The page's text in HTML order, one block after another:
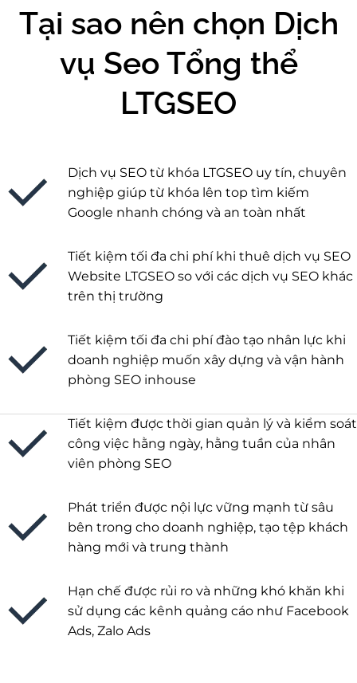
Tại sao nên chọn Dịch
vụ Seo Tổng thể
LTGSEO
Dịch vụ SEO từ khóa LTGSEO uy tín, chuyên
nghiệp giúp từ khóa lên top tìm kiếm
Google nhanh chóng và an toàn nhất
Tiết kiệm tối đa chi phí khi thuê dịch vụ SEO
Website LTGSEO so với các dịch vụ SEO khác
trên thị trường
Tiết kiệm tối đa chi phí đào tạo nhân lực khi
doanh nghiệp muốn xây dựng và vận hành
phòng SEO inhouse
Tiết kiệm được thời gian quản lý và kiểm soát
công việc hằng ngày, hằng tuần của nhân
viên phòng SEO
Phát triển được nội lực vững mạnh từ sâu
bên trong cho doanh nghiệp, tạo tệp khách
hàng mới và trung thành
Hạn chế được rủi ro và những khó khăn khi
sử dụng các kênh quảng cáo như Facebook
Ads, Zalo Ads